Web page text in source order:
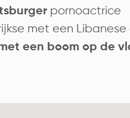
pornoactrice
met een
een boom op de